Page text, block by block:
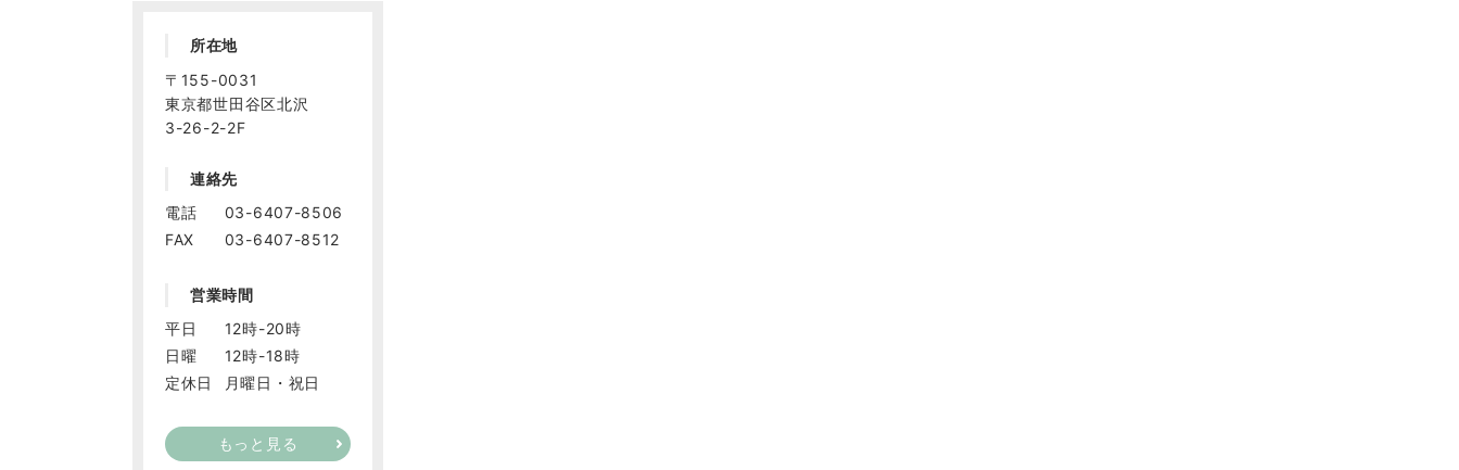
所在地
〒155-0031
東京都世田谷区北沢
3-26-2-2F
連絡先
電話
03-6407-8506
FAX
03-6407-8512
営業時間
平日
12時-20時
日曜
12時-18時
定休日
月曜日・祝日
もっと見る